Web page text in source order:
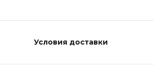
Условия доставки